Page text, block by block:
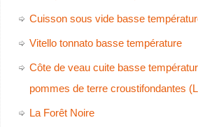
Cuisson sous vide basse
Vitello tonnato basse température
Côte de veau cuite basse
pommes de terre croustifondantes
La Forêt Noire